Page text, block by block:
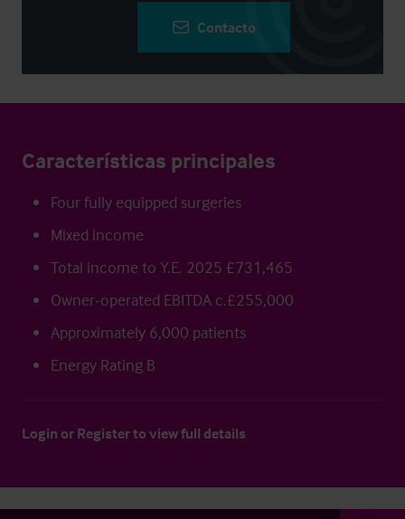
Contacto
Características principales
Four fully equipped surgeries
Mixed income
Total income to Y.E. 2025 £731,465
Owner-operated EBITDA c.£255,000
Approximately 6,000 patients
Energy Rating B
Login or Registerto view full details